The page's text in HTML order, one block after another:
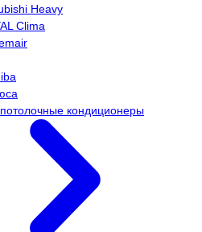
Heavy
Clima
кондиционеры